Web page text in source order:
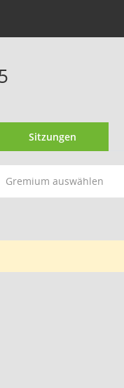
Sitzungen
Gremium auswählen